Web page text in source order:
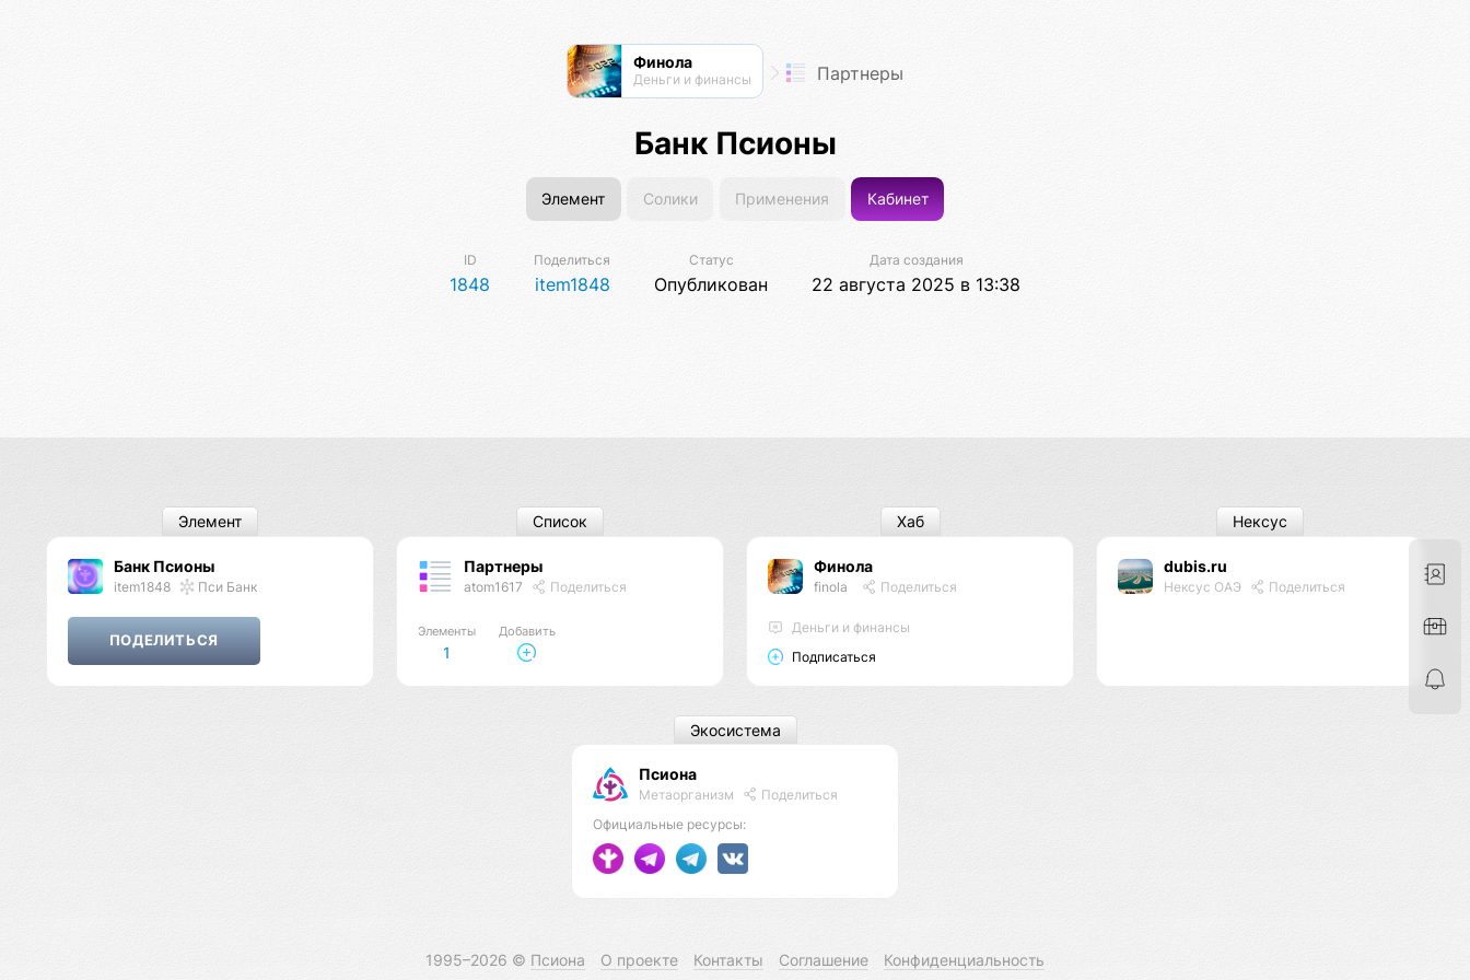
Финола
Деньги и финансы Партнеры
Банк Псионы
Элемент Солики Применения Кабинет
ID
1848
Поделиться
item1848
Статус
Опубликован
Дата создания
22 августа 2025 в 13:38
Банк Псионы
item1848 Пси Банк
Элемент
Партнеры
atom1617 Поделиться
Элементы
1
Добавить
Список
Финола
finola Поделиться
Деньги и финансы
Подписаться
Хаб
dubis.ru
Нексус ОАЭ Поделиться
Нексус
Псиона
Метаорганизм
Поделиться
Официальные ресурсы:
Экосистема
1995–2026 © Псиона О проекте Контакты Соглашение Конфиденциальность